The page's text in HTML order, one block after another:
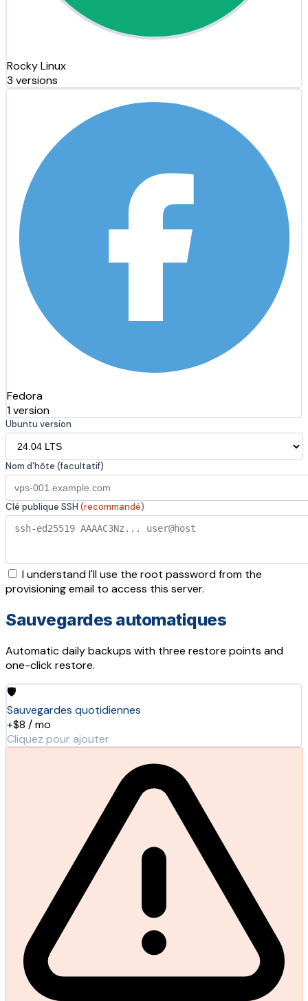
Rocky Linux
3 versions
Fedora
1 version
Ubuntu version
Nom d'hôte (facultatif)
Clé publique SSH (recommandé)
I understand I'll use the root password from the
provisioning email to access this server.
Sauvegardes automatiques
Automatic daily backups with three restore points and
one-click restore.
🛡️
Sauvegardes quotidiennes
+$8 / mo
Cliquez pour ajouter